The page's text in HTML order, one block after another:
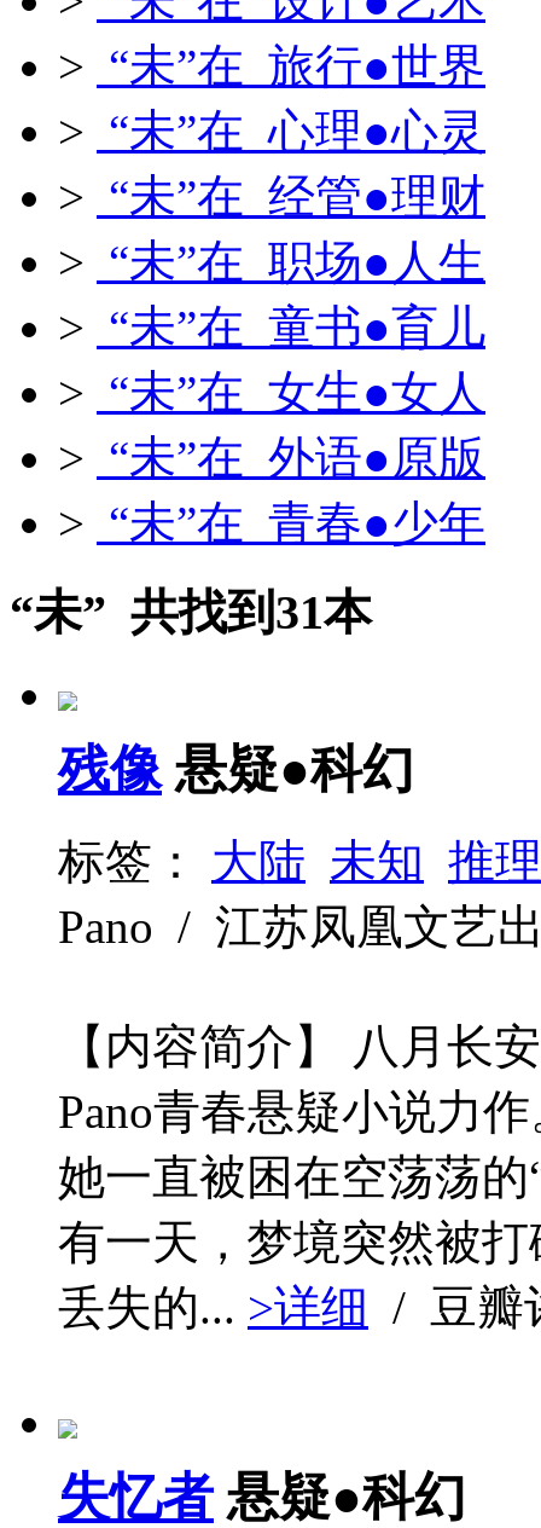
> “未”在 旅行●世界
> “未”在 心理●心灵
> “未”在 经管●理财
> “未”在 职场●人生
> “未”在 童书●育儿
> “未”在 女生●女人
> “未”在 外语●原版
> “未”在 青春●少年
“未” 共找到31本
残像 悬疑●科幻
标签： 大陆 未知 推理
Pano / 江苏凤凰文艺
【内容简介】 八月长
Pano青春悬疑小说力
她一直被困在空荡荡的
有一天，梦境突然被
丢失的... >详细 / 豆瓣
失忆者 悬疑●科幻